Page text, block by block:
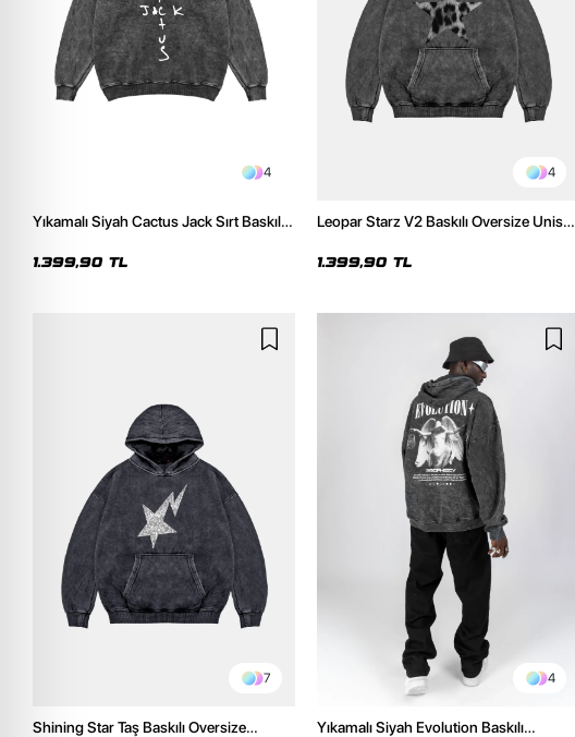
4
Yıkamalı Siyah Cactus Jack Sırt Baskılı
1.399,90 TL
4
Leopar Starz V2 Baskılı Oversize Unisex
1.399,90 TL
7
Shining Star Taş Baskılı Oversize
4
Yıkamalı Siyah Evolution Baskılı